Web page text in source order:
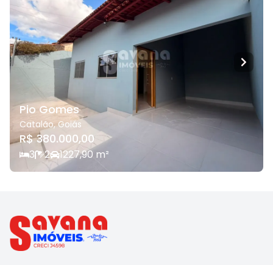
Pio Gomes
Catalão,Goiás
R$ 380.000,00
3 2 1227,90 m²